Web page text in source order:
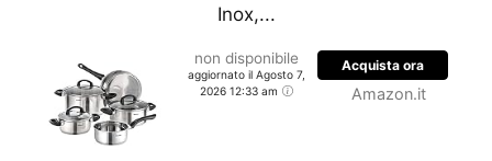
Inox,...
non disponibile
aggiornato il Agosto 7,
2026 12:33 am
Acquista ora
Amazon.it